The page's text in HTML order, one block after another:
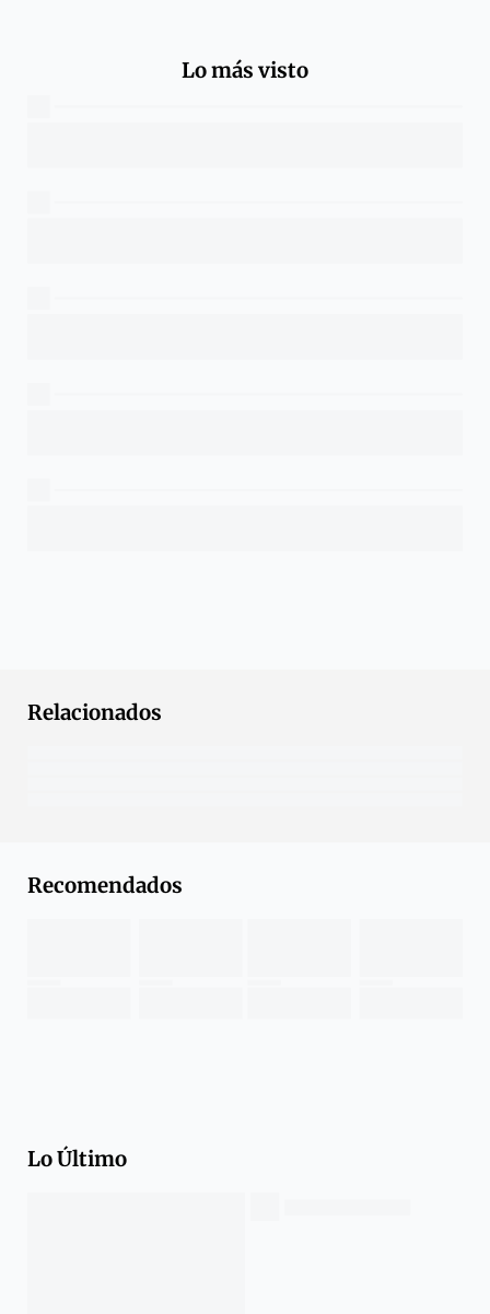
Lo más visto
Relacionados
Recomendados
Lo Último